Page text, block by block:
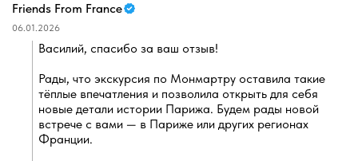
Friends From France
06.01.2026
Василий, спасибо за ваш отзыв!
Рады, что экскурсия по Монмартру оставила такие
тёплые впечатления и позволила открыть для себя
новые детали истории Парижа. Будем рады новой
встрече с вами — в Париже или других регионах
Франции.